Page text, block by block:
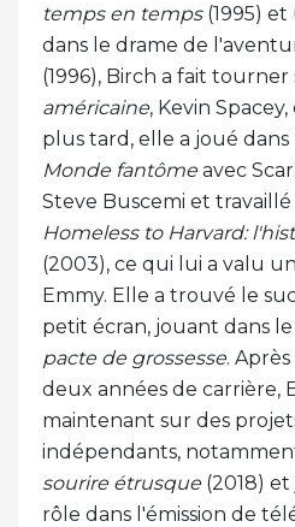
temps en temps(1995) et
dans le drame de
(1996), Birch a fait tourner
américaine, Kevin
plus tard, elle a joué
Monde fantômeavec
Steve Buscemi et
Homeless to Harvard:
(2003), ce qui lui a valu
Emmy. Elle a trouvé le
petit écran, jouant dans
pacte de grossesse.
deux années de carrière,
maintenant sur des
indépendants,
sourire étrusque(2018)
rôle dans l'émission de